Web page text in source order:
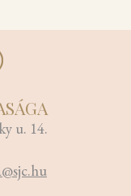
u. 14.